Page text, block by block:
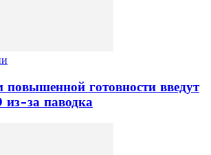
повышенной готовности введут
за паводка